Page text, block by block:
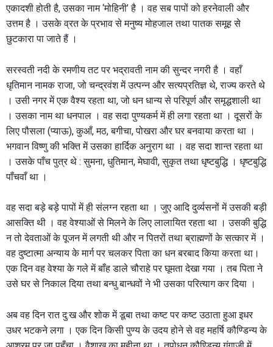
एकादशी होती है, उसका नाम ‘मोहिनी’ है । वह सब पापों को हरनेवाली और
उत्तम है । उसके व्रत के प्रभाव से मनुष्य मोहजाल तथा पातक समूह से
छुटकारा पा जाते हैं ।
सरस्वती नदी के रमणीय तट पर भद्रावती नाम की सुन्दर नगरी है । वहाँ
धृतिमान नामक राजा, जो चन्द्रवंश में उत्पन्न और सत्यप्रतिज्ञ थे, राज्य करते थे
। उसी नगर में एक वैश्य रहता था, जो धन धान्य से परिपूर्ण और समृद्धशाली था
। उसका नाम था धनपाल । वह सदा पुण्यकर्म में ही लगा रहता था । दूसरों के
लिए पौसला (प्याऊ), कुआँ, मठ, बगीचा, पोखरा और घर बनवाया करता था ।
भगवान विष्णु की भक्ति में उसका हार्दिक अनुराग था । वह सदा शान्त रहता था
। उसके पाँच पुत्र थे : सुमना, धुतिमान, मेघावी, सुकृत तथा धृष्टबुद्धि । धृष्टबुद्धि
पाँचवाँ था ।
वह सदा बड़े बड़े पापों में ही संलग्न रहता था । जुए आदि दुर्व्यसनों में उसकी बड़ी
आसक्ति थी । वह वेश्याओं से मिलने के लिए लालायित रहता था । उसकी बुद्धि
न तो देवताओं के पूजन में लगती थी और न पितरों तथा ब्राह्मणों के सत्कार में ।
वह दुष्टात्मा अन्याय के मार्ग पर चलकर पिता का धन बरबाद किया करता था।
एक दिन वह वेश्या के गले में बाँह डाले चौराहे पर घूमता देखा गया । तब पिता ने
उसे घर से निकाल दिया तथा बन्धु बान्धवों ने भी उसका परित्याग कर दिया ।
अब वह दिन रात दु:ख और शोक में डूबा तथा कष्ट पर कष्ट उठाता हुआ इधर
उधर भटकने लगा । एक दिन किसी पुण्य के उदय होने से वह महर्षि कौण्डिन्य के